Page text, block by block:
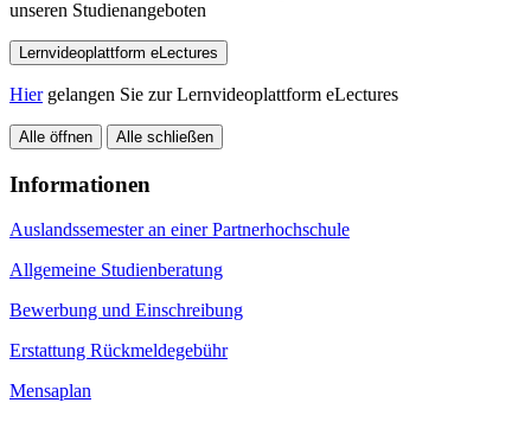
unseren Studienangeboten
Lernvideoplattform eLectures
Hiergelangen Sie zur Lernvideoplattform eLectures
Alle öffnen Alle schließen
Informationen
Auslandssemester an einer Partnerhochschule
Allgemeine Studienberatung
Bewerbung und Einschreibung
Erstattung Rückmeldegebühr
Mensaplan